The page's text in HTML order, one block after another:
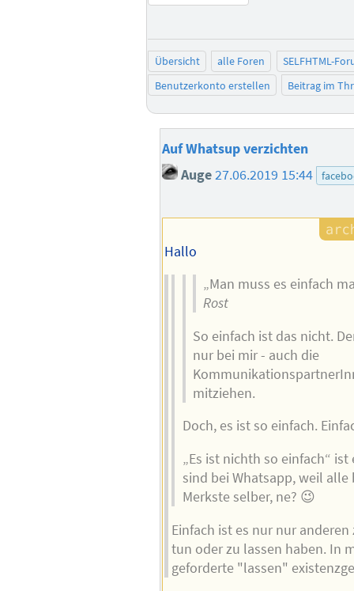
Übersicht alle Foren
SELFHTML-
Benutzerkonto erstellen
Beitrag im
Auf Whatsup verzichten
Auge27.06.2019 15:44
Hallo
„Man muss es einfach
Rost
So einfach ist das nicht.
nur bei mir - auch die
mitziehen.
Doch, es ist so einfach.
„Es ist nichth so einfach“
sind bei Whatsapp, weil alle
Merkste selber, ne? 😉
Einfach ist es nur nur anderen
tun oder zu lassen haben. In
geforderte "lassen"